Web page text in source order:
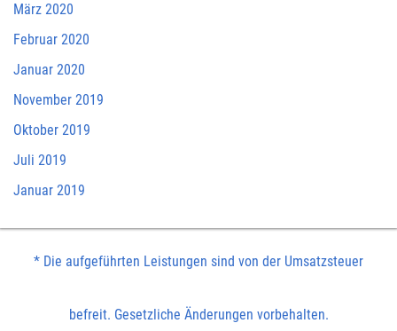
März 2020
Februar 2020
Januar 2020
November 2019
Oktober 2019
Juli 2019
Januar 2019
* Die aufgeführten Leistungen sind von der Umsatzsteuer
befreit. Gesetzliche Änderungen vorbehalten.